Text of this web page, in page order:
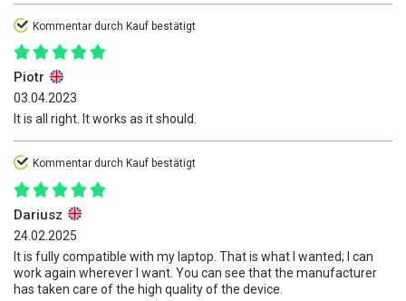
Kommentar durch Kauf bestätigt
Piotr
03.04.2023
It is all right. It works as it should.
Kommentar durch Kauf bestätigt
Dariusz
24.02.2025
It is fully compatible with my laptop. That is what I wanted; I can
work again wherever I want. You can see that the manufacturer
has taken care of the high quality of the device.